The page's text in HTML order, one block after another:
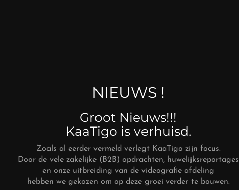
NIEUWS !
Groot Nieuws!!!
KaaTigo is verhuisd.
Zoals al eerder vermeld verlegt KaaTigo zijn focus.
Door de vele zakelijke (B2B) opdrachten, huwelijksreportages
en onze uitbreiding van de videografie afdeling
hebben we gekozen om op deze groei verder te bouwen.